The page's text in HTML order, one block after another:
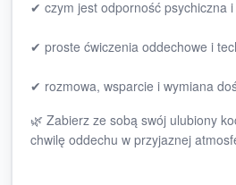
✔ czym jest odporność psychiczna
✔ proste ćwiczenia oddechowe i
✔ rozmowa, wsparcie i wymiana
🌿 Zabierz ze sobą swój ulubiony
chwilę oddechu w przyjaznej